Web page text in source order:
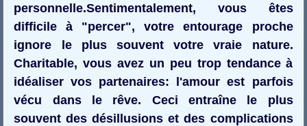
personnelle.Sentimentalement, vous êtes
difficile à "percer", votre entourage proche
ignore le plus souvent votre vraie nature.
Charitable, vous avez un peu trop tendance à
idéaliser vos partenaires: l'amour est parfois
vécu dans le rêve. Ceci entraîne le plus
souvent des désillusions et des complications